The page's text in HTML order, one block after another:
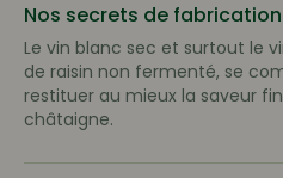
Nos secrets de fabrication
Le vin blanc sec et surtout le
de raisin non fermenté, se
restituer au mieux la saveur
châtaigne.